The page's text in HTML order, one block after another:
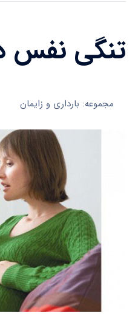
تنگی نفس
مجموعه: بارداری و زایمان